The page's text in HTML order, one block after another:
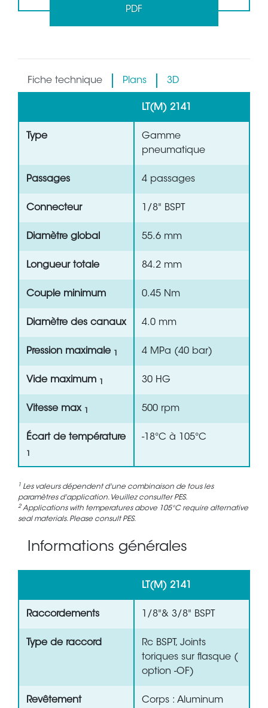
PDF
Fiche technique Plans 3D
LT(M) 2141
Type
Gamme
pneumatique
Passages 4 passages
Connecteur 1/8" BSPT
Diamètre global 55.6 mm
Longueur totale 84.2 mm
Couple minimum 0.45 Nm
Diamètre des canaux 4.0 mm
Pression maximale 4 MPa (40 bar)
Vide maximum 30 HG
Vitesse max 500 rpm
Écart de température -18°C à 105°C
1 Les valeurs dépendent d'une combinaison de tous les
paramètres d'application. Veuillez consulter PES.
2 Applications with temperatures above 105°C require alternative
seal materials. Please consult PES.
Informations générales
LT(M) 2141
Raccordements 1/8"& 3/8" BSPT
Type de raccord
Rc BSPT, Joints
toriques sur flasque (
option -OF)
Revêtement
Corps : Aluminum